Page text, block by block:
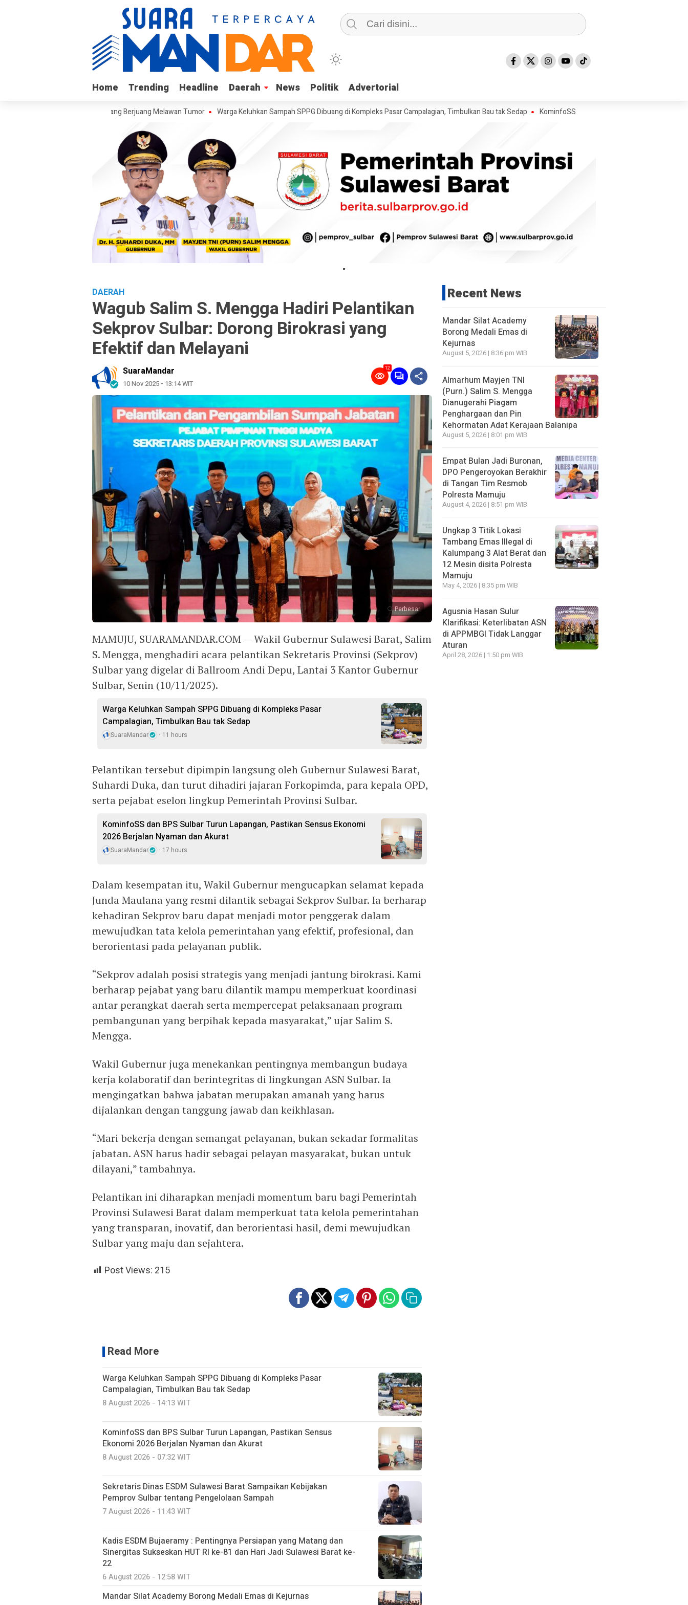
Home Trending Headline Daerah News Politik Advertorial
Home Trending Headline Daerah News Politik Advertorial
Arif, Remaja Kalukku yang Berjuang Melawan Tumor Warga Keluhkan Sampah SPPG Dibuang di Kompleks Pasar Campalagian, Timbulkan Bau tak Sedap KominfoSS dan BPS Sulbar Turun Lapangan, Pastikan
"
DAERAH
Wagub Salim S. Mengga Hadiri Pelantikan
Sekprov Sulbar: Dorong Birokrasi yang
Efektif dan Melayani
SuaraMandar
10 Nov 2025 - 13:14 WIT
12
Perbesar
MAMUJU, SUARAMANDAR.COM — Wakil Gubernur Sulawesi Barat, Salim
S. Mengga, menghadiri acara pelantikan Sekretaris Provinsi (Sekprov)
Sulbar yang digelar di Ballroom Andi Depu, Lantai 3 Kantor Gubernur
Sulbar, Senin (10/11/2025).
Warga Keluhkan Sampah SPPG Dibuang di Kompleks Pasar
Campalagian, Timbulkan Bau tak Sedap
SuaraMandar 11 hours
Pelantikan tersebut dipimpin langsung oleh Gubernur Sulawesi Barat,
Suhardi Duka, dan turut dihadiri jajaran Forkopimda, para kepala OPD,
serta pejabat eselon lingkup Pemerintah Provinsi Sulbar.
KominfoSS dan BPS Sulbar Turun Lapangan, Pastikan Sensus Ekonomi
2026 Berjalan Nyaman dan Akurat
SuaraMandar 17 hours
Dalam kesempatan itu, Wakil Gubernur mengucapkan selamat kepada
Junda Maulana yang resmi dilantik sebagai Sekprov Sulbar. Ia berharap
kehadiran Sekprov baru dapat menjadi motor penggerak dalam
mewujudkan tata kelola pemerintahan yang efektif, profesional, dan
berorientasi pada pelayanan publik.
“Sekprov adalah posisi strategis yang menjadi jantung birokrasi. Kami
berharap pejabat yang baru dilantik mampu memperkuat koordinasi
antar perangkat daerah serta mempercepat pelaksanaan program
pembangunan yang berpihak kepada masyarakat,” ujar Salim S.
Mengga.
Wakil Gubernur juga menekankan pentingnya membangun budaya
kerja kolaboratif dan berintegritas di lingkungan ASN Sulbar. Ia
mengingatkan bahwa jabatan merupakan amanah yang harus
dijalankan dengan tanggung jawab dan keikhlasan.
“Mari bekerja dengan semangat pelayanan, bukan sekadar formalitas
jabatan. ASN harus hadir sebagai pelayan masyarakat, bukan untuk
dilayani,” tambahnya.
Pelantikan ini diharapkan menjadi momentum baru bagi Pemerintah
Provinsi Sulawesi Barat dalam memperkuat tata kelola pemerintahan
yang transparan, inovatif, dan berorientasi hasil, demi mewujudkan
Sulbar yang maju dan sejahtera.
Post Views: 215
Read More
Warga Keluhkan Sampah SPPG Dibuang di Kompleks Pasar
Campalagian, Timbulkan Bau tak Sedap
8 August 2026 - 14:13 WIT
KominfoSS dan BPS Sulbar Turun Lapangan, Pastikan Sensus
Ekonomi 2026 Berjalan Nyaman dan Akurat
8 August 2026 - 07:32 WIT
Sekretaris Dinas ESDM Sulawesi Barat Sampaikan Kebijakan
Pemprov Sulbar tentang Pengelolaan Sampah
7 August 2026 - 11:43 WIT
Kadis ESDM Bujaeramy : Pentingnya Persiapan yang Matang dan
Sinergitas Sukseskan HUT RI ke-81 dan Hari Jadi Sulawesi Barat ke-
22
6 August 2026 - 12:58 WIT
Mandar Silat Academy Borong Medali Emas di Kejurnas
Recent News
Mandar Silat Academy
Borong Medali Emas di
Kejurnas
August 5, 2026 | 8:36 pm WIB
Almarhum Mayjen TNI
(Purn.) Salim S. Mengga
Dianugerahi Piagam
Penghargaan dan Pin
Kehormatan Adat Kerajaan Balanipa
August 5, 2026 | 8:01 pm WIB
Empat Bulan Jadi Buronan,
DPO Pengeroyokan Berakhir
di Tangan Tim Resmob
Polresta Mamuju
August 4, 2026 | 8:51 pm WIB
Ungkap 3 Titik Lokasi
Tambang Emas Illegal di
Kalumpang 3 Alat Berat dan
12 Mesin disita Polresta
Mamuju
May 4, 2026 | 8:35 pm WIB
Agusnia Hasan Sulur
Klarifikasi: Keterlibatan ASN
di APPMBGI Tidak Langgar
Aturan
April 28, 2026 | 1:50 pm WIB